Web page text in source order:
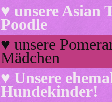
♥ unsere Asian
Poodle
♥ unsere
Mädchen
♥ Unsere
Hundekinder!